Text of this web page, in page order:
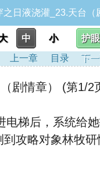
之日液浇灌_23.天台（
中 小 护眼
上一章
目录 下
情章） (第1/2
梯后，系统给她
到攻略对象林牧